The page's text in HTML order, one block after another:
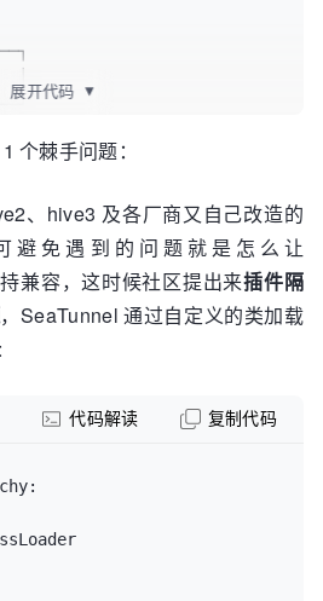
展开代码 ▼
个棘手问题：
、hive3 及各厂商又自己改造的
避免遇到的问题就是怎么让
兼容，这时候社区提出来插件隔
，SeaTunnel 通过自定义的类加载
代码解读 复制代码